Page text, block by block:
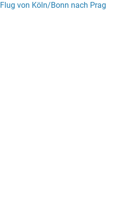
Flug von Köln/Bonn nach Prag